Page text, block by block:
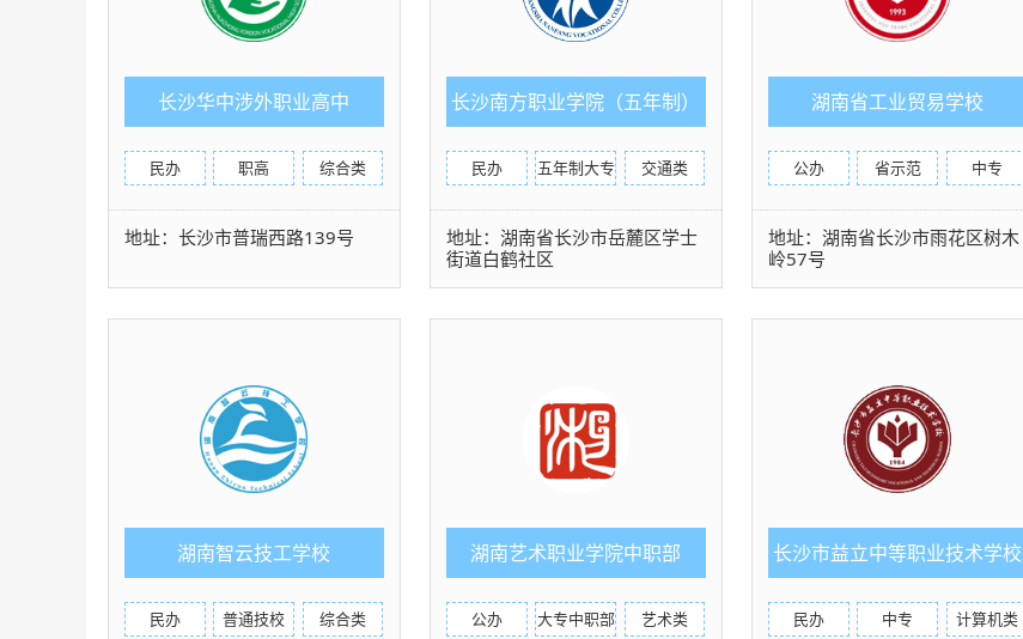
长沙华中涉外职业高中
民办 职高 综合类
地址：长沙市普瑞西路139号
长沙南方职业学院（五年制）
民办 五年制大专 交通类
地址：湖南省长沙市岳麓区学士
街道白鹤社区
湖南省工业贸易学校
公办 省示范 中专
地址：湖南省长沙市雨花区树木
岭57号
湖南智云技工学校
民办 普通技校 综合类
湖南艺术职业学院中职部
公办 大专中职部 艺术类
长沙市益立中等职业技术学校
民办 中专 计算机类